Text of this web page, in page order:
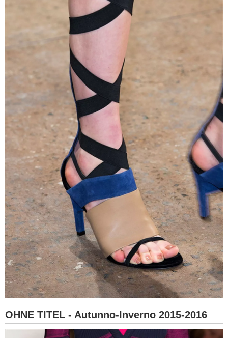
OHNE TITEL - Autunno-Inverno 2015-2016